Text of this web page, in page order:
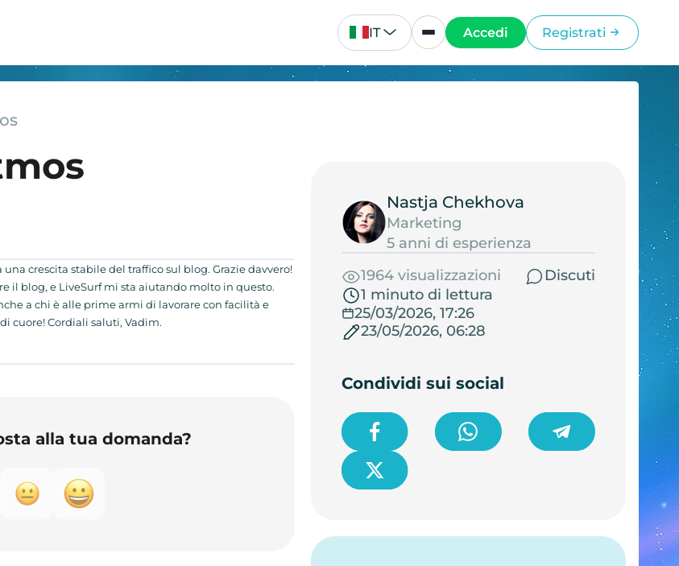
IT Accedi Registrati
crescita stabile del traffico sul blog. Grazie davvero!
il blog, e LiveSurf mi sta aiutando molto in questo.
a chi è alle prime armi di lavorare con facilità e
cuore! Cordiali saluti, Vadim.
alla tua domanda?
Nastja Chekhova
Marketing
5 anni di esperienza
1964 visualizzazioni
Discuti
1 minuto di lettura
25/03/2026, 17:26
23/05/2026, 06:28
Condividi sui social